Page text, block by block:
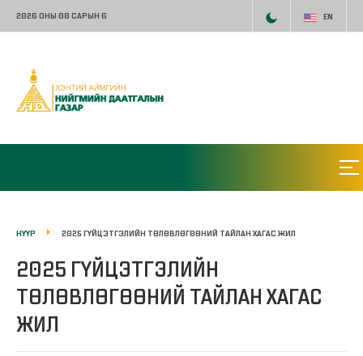
2026 ОНЫ 08 САРЫН 6 EN
НҮҮР 2025 ГҮЙЦЭТГЭЛИЙН ТӨЛӨВЛӨГӨӨНИЙ ТАЙЛАН ХАГАС ЖИЛ
2025 ГҮЙЦЭТГЭЛИЙН
ТӨЛӨВЛӨГӨӨНИЙ ТАЙЛАН ХАГАС
ЖИЛ